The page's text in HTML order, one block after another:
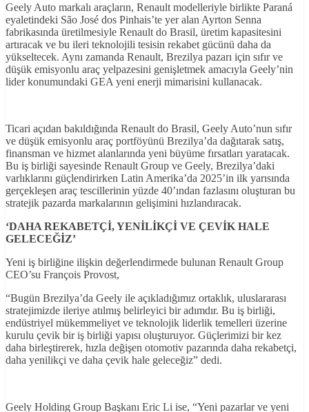
Geely Auto markalı araçların, Renault modelleriyle birlikte Paraná
eyaletindeki São José dos Pinhais’te yer alan Ayrton Senna
fabrikasında üretilmesiyle Renault do Brasil, üretim kapasitesini
artıracak ve bu ileri teknolojili tesisin rekabet gücünü daha da
yükseltecek. Aynı zamanda Renault, Brezilya pazarı için sıfır ve
düşük emisyonlu araç yelpazesini genişletmek amacıyla Geely’nin
lider konumundaki GEA yeni enerji mimarisini kullanacak.
Ticari açıdan bakıldığında Renault do Brasil, Geely Auto’nun sıfır
ve düşük emisyonlu araç portföyünü Brezilya’da dağıtarak satış,
finansman ve hizmet alanlarında yeni büyüme fırsatları yaratacak.
Bu iş birliği sayesinde Renault Group ve Geely, Brezilya’daki
varlıklarını güçlendirirken Latin Amerika’da 2025’in ilk yarısında
gerçekleşen araç tescillerinin yüzde 40’ından fazlasını oluşturan bu
stratejik pazarda markalarının gelişimini hızlandıracak.
‘DAHA REKABETÇİ, YENİLİKÇİ VE ÇEVİK HALE
GELECEĞİZ’
Yeni iş birliğine ilişkin değerlendirmede bulunan Renault Group
CEO’su François Provost,
“Bugün Brezilya’da Geely ile açıkladığımız ortaklık, uluslararası
stratejimizde ileriye atılmış belirleyici bir adımdır. Bu iş birliği,
endüstriyel mükemmeliyet ve teknolojik liderlik temelleri üzerine
kurulu çevik bir iş birliği yapısı oluşturuyor. Güçlerimizi bir kez
daha birleştirerek, hızla değişen otomotiv pazarında daha rekabetçi,
daha yenilikçi ve daha çevik hale geleceğiz” dedi.
Geely Holding Group Başkanı Eric Li ise, “Yeni pazarlar ve yeni